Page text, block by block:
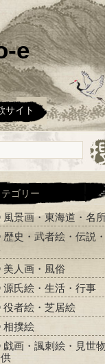
e
サイト
テゴリー
景画・東海道・名
史・武者絵・伝説
人画・風俗
氏絵・生活・行事
者絵・芝居絵
撲絵
画・諷刺絵・見世物